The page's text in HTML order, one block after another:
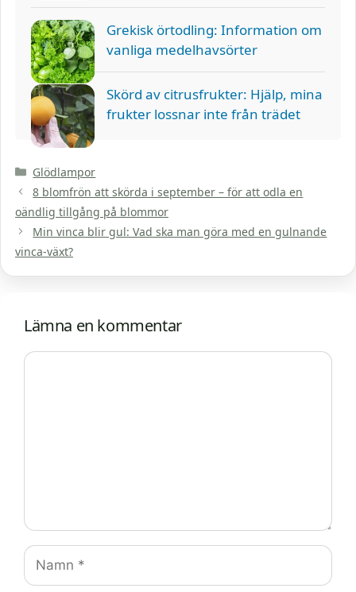
Grekisk örtodling: Information om
vanliga medelhavsörter
Skörd av citrusfrukter: Hjälp, mina
frukter lossnar inte från trädet
Kategorier
Glödlampor
8 blomfrön att skörda i september – för att odla en
oändlig tillgång på blommor
Min vinca blir gul: Vad ska man göra med en gulnande
vinca-växt?
Lämna en kommentar
Kommentar
Namn